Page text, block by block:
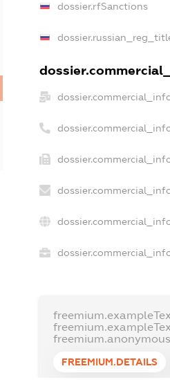
dossier.rfSanctions
FREEMIUM.DETAILS